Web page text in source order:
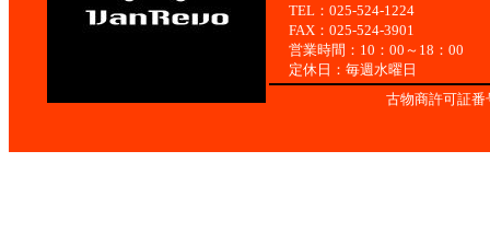
TEL：025-524-1224
FAX：025-524-3901
営業時間：10：00～18：00
定休日：毎週水曜日
古物商許可証番